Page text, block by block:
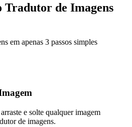
Tradutor de Imagens
em apenas 3 passos simples
e solte qualquer imagem
de imagens.